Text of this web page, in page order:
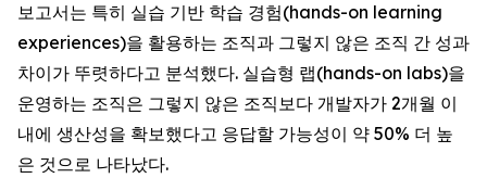
보고서는 특히 실습 기반 학습 경험(hands-on learning
experiences)을 활용하는 조직과 그렇지 않은 조직 간 성과
차이가 뚜렷하다고 분석했다. 실습형 랩(hands-on labs)을
운영하는 조직은 그렇지 않은 조직보다 개발자가 2개월 이
내에 생산성을 확보했다고 응답할 가능성이 약 50% 더 높
은 것으로 나타났다.